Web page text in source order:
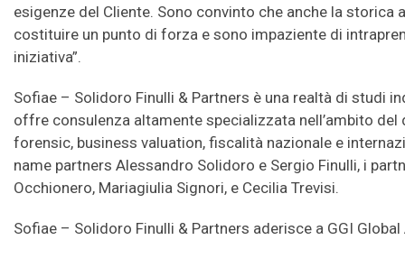
esigenze del Cliente. Sono convinto che anche la
costituire un punto di forza e sono impaziente di
iniziativa”.
Sofiae – Solidoro Finulli & Partners è una realtà di studi
offre consulenza altamente specializzata nell’ambito
forensic, business valuation, fiscalità nazionale e
name partners Alessandro Solidoro e Sergio Finulli, i
Occhionero, Mariagiulia Signori, e Cecilia Trevisi.
Sofiae – Solidoro Finulli & Partners aderisce a GGI